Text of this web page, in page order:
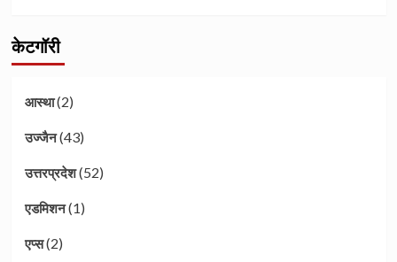
केटगॉरी
आस्था(2)
उज्जैन(43)
उत्तरप्रदेश(52)
एडमिशन(1)
एप्स(2)